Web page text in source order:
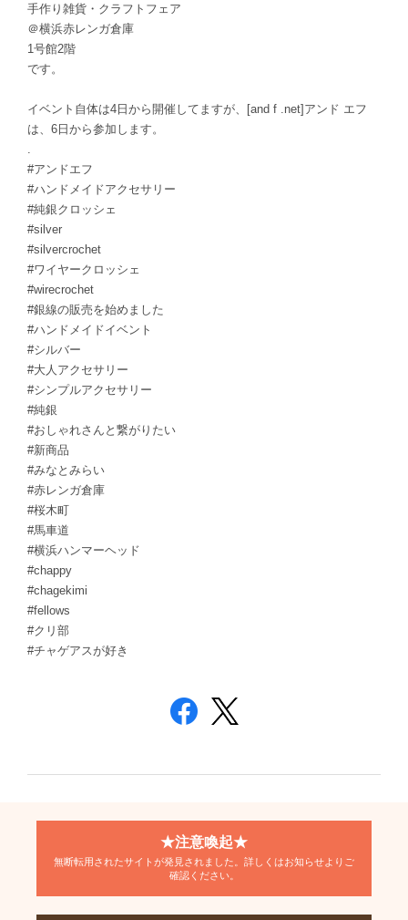
手作り雑貨・クラフトフェア
＠横浜赤レンガ倉庫
1号館2階
です。
イベント自体は4日から開催してますが、[and f .net]アンド エフ
は、6日から参加します。
#アンドエフ
#ハンドメイドアクセサリー
#純銀クロッシェ
#silver
#silvercrochet
#ワイヤークロッシェ
#wirecrochet
#銀線の販売を始めました
#ハンドメイドイベント
#シルバー
#大人アクセサリー
#シンプルアクセサリー
#純銀
#おしゃれさんと繋がりたい
#新商品
#みなとみらい
#赤レンガ倉庫
#桜木町
#馬車道
#横浜ハンマーヘッド
#chappy
#chagekimi
#fellows
#クリ部
#チャゲアスが好き
★注意喚起★
無断転用されたサイトが発見されました。詳しくはお知らせよりご
確認ください。